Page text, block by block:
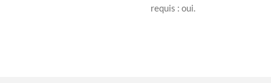
requis : oui.